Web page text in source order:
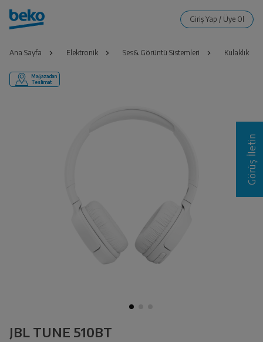
Ana Sayfa Elektronik Ses& Görüntü Sistemleri Kulaklık
Mağazadan
Teslimat
JBL TUNE 510BT
Görüş İletin